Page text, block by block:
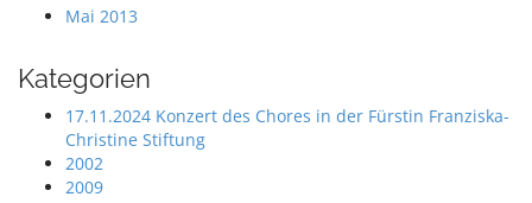
Mai 2013
Kategorien
17.11.2024 Konzert des Chores in der Fürstin Franziska-
Christine Stiftung
2002
2009